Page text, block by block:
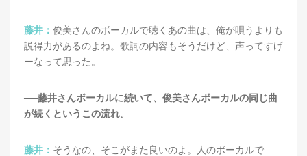
藤井： 俊美さんのボーカルで聴くあの曲は、俺が唄うよりも
説得力があるのよね。歌詞の内容もそうだけど、声ってすげ
ーなって思った。
──藤井さんボーカルに続いて、俊美さんボーカルの同じ曲
が続くというこの流れ。
藤井： そうなの、そこがまた良いのよ。人のボーカルで